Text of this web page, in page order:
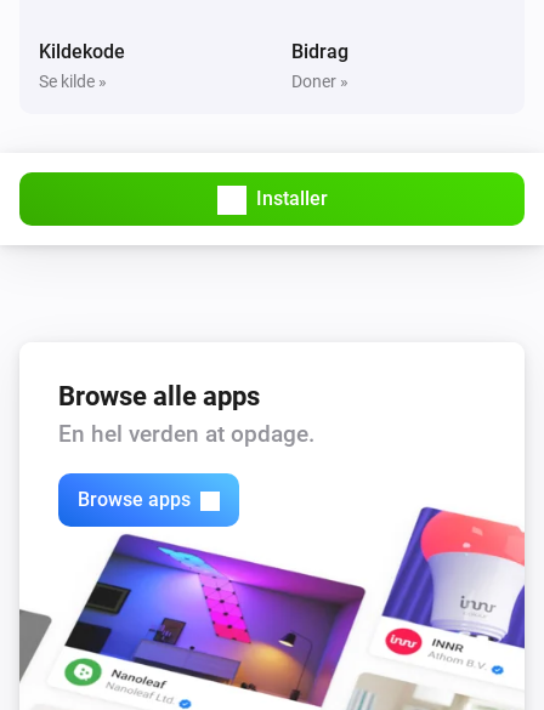
Kildekode
Se kilde »
Bidrag
Doner »
Installer
Browse alle apps
En hel verden at opdage.
Browse apps